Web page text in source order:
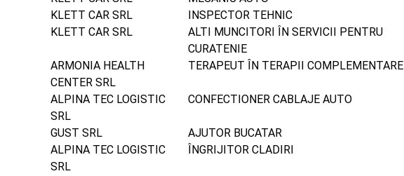
KLETT CAR SRL
INSPECTOR TEHNIC
KLETT CAR SRL
ALTI MUNCITORI ÎN SERVICII PENTRU
CURATENIE
ARMONIA HEALTH
CENTER SRL
TERAPEUT ÎN TERAPII COMPLEMENTARE
ALPINA TEC LOGISTIC
SRL
CONFECTIONER CABLAJE AUTO
GUST SRL AJUTOR BUCATAR
ALPINA TEC LOGISTIC
SRL
ÎNGRIJITOR CLADIRI